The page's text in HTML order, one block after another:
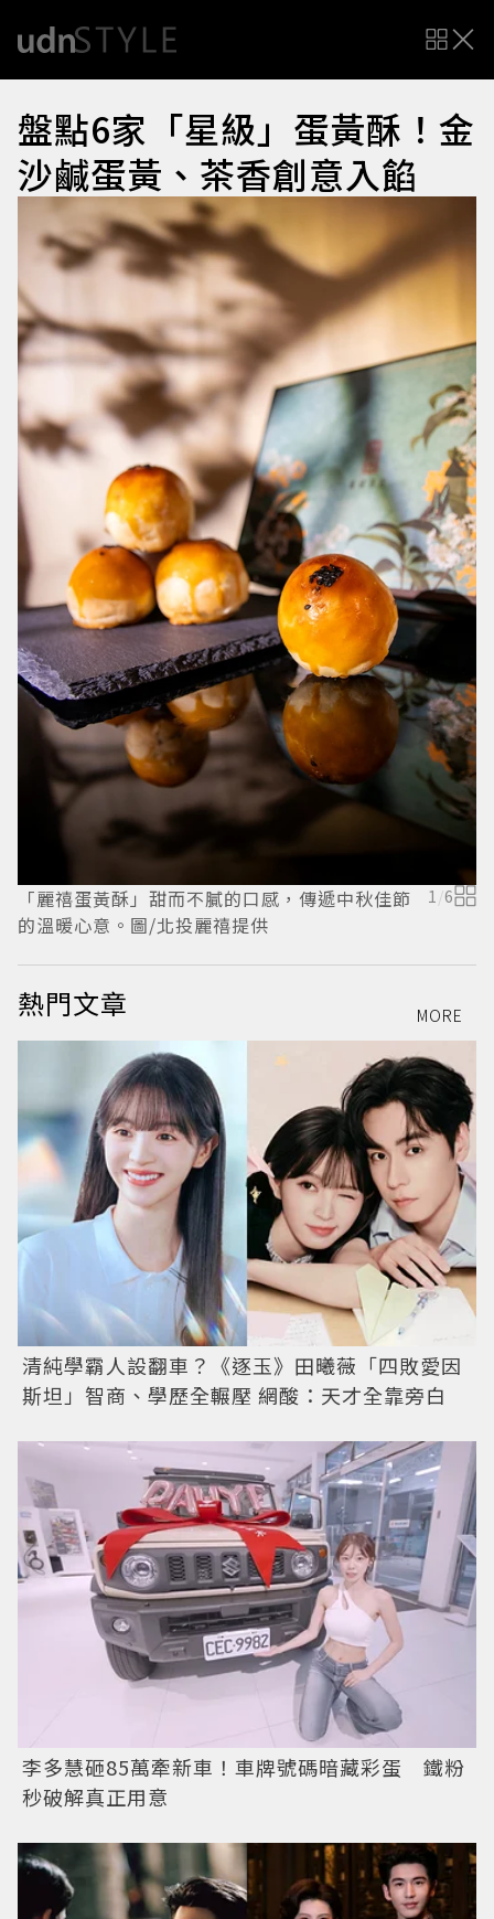
盤點6家「星級」蛋黃酥！金
沙鹹蛋黃、茶香創意入餡
「麗禧蛋黃酥」甜而不膩的口感，傳遞中秋佳節
的溫暖心意。圖/北投麗禧提供
1/6
熱門文章 MORE
清純學霸人設翻車？《逐玉》田曦薇「四敗愛因
斯坦」智商、學歷全輾壓 網酸：天才全靠旁白
李多慧砸85萬牽新車！車牌號碼暗藏彩蛋 鐵粉
秒破解真正用意